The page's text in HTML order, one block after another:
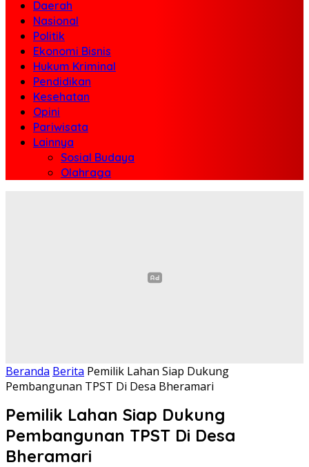
Daerah
Nasional
Politik
Ekonomi Bisnis
Hukum Kriminal
Pendidikan
Kesehatan
Opini
Pariwisata
Lainnya
Sosial Budaya
Olahraga
Beranda Berita Pemilik Lahan Siap Dukung
Pembangunan TPST Di Desa Bheramari
Pemilik Lahan Siap Dukung
Pembangunan TPST Di Desa
Bheramari